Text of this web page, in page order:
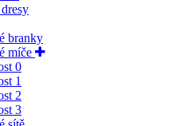
branky
míče
0
1
2
3